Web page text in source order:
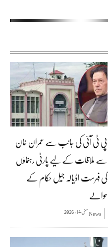
پی ٹی آئی کی جانب سے عمران خان
سے ملاقات کے لیے پارٹی رہنماؤں
کی فہرست اڈیالہ جیل حکام کے
حوالے
Newsمئی 14, 2026